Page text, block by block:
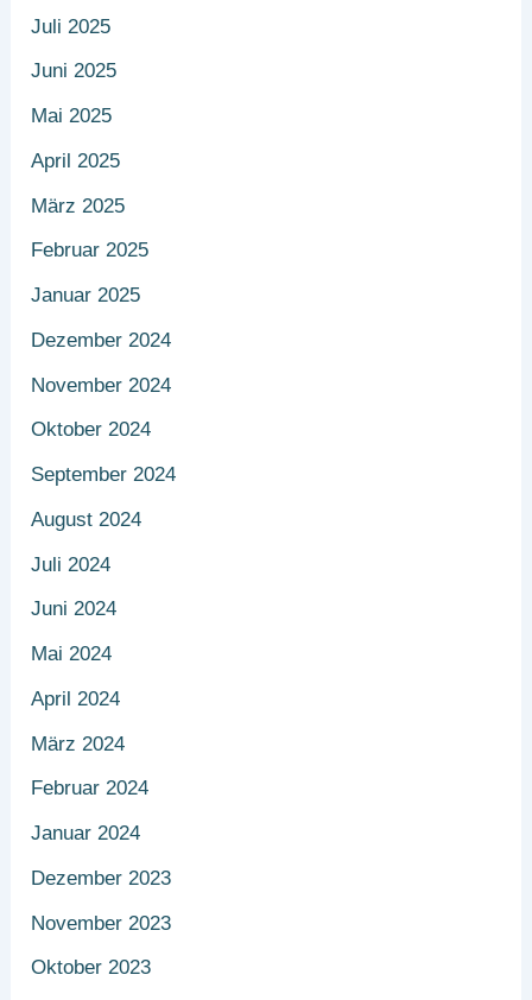
Juli 2025
Juni 2025
Mai 2025
April 2025
März 2025
Februar 2025
Januar 2025
Dezember 2024
November 2024
Oktober 2024
September 2024
August 2024
Juli 2024
Juni 2024
Mai 2024
April 2024
März 2024
Februar 2024
Januar 2024
Dezember 2023
November 2023
Oktober 2023